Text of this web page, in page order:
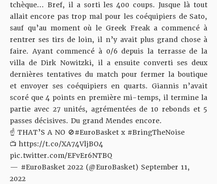
tchèque… Bref, il a sorti les 400 coups. Jusque là tout
allait encore pas trop mal pour les coéquipiers de Sato,
sauf qu’au moment où le Greek Freak a commencé à
rentrer ses tirs de loin, il n’y avait plus grand chose à
faire. Ayant commencé à 0/6 depuis la terrasse de la
villa de Dirk Nowitzki, il a ensuite converti ses deux
dernières tentatives du match pour fermer la boutique
et envoyer ses coéquipiers en quarts. Giannis n’avait
scoré que 4 points en première mi-temps, il termine la
partie avec 27 unités, agrémentées de 10 rebonds et 5
passes décisives. Du grand Mendes encore.
☝️ THAT’S A NO 🚫#EuroBasket x #BringTheNoise
📺 https://t.co/XA74VljBO4
pic.twitter.com/EFvEr6NTBQ
— #EuroBasket 2022 (@EuroBasket) September 11,
2022